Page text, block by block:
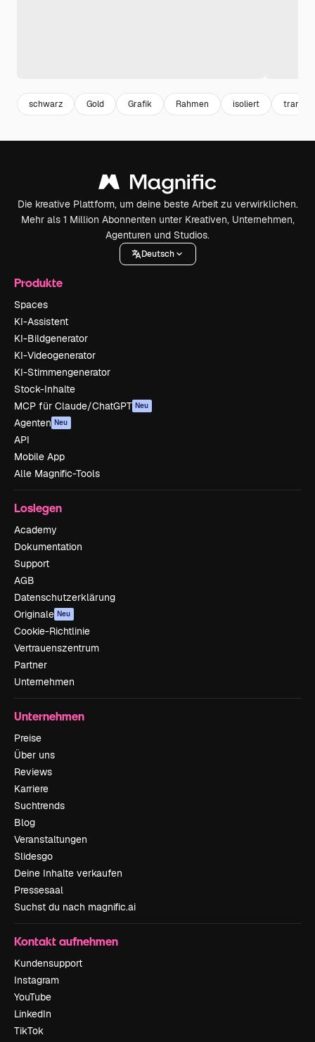
schwarz Gold Grafik Rahmen isoliert
Die kreative Plattform, um deine beste Arbeit zu verwirklichen.
Mehr als 1 Million Abonnenten unter Kreativen, Unternehmen,
Agenturen und Studios.
Deutsch
Produkte
Spaces
KI-Assistent
KI-Bildgenerator
KI-Videogenerator
KI-Stimmengenerator
Stock-Inhalte
MCP für Claude/ChatGPT Neu
Agenten Neu
API
Mobile App
Alle Magnific-Tools
Loslegen
Academy
Dokumentation
Support
AGB
Datenschutzerklärung
Originale Neu
Cookie-Richtlinie
Vertrauenszentrum
Partner
Unternehmen
Unternehmen
Preise
Über uns
Reviews
Karriere
Suchtrends
Blog
Veranstaltungen
Slidesgo
Deine Inhalte verkaufen
Pressesaal
Suchst du nach magnific.ai
Kontakt aufnehmen
Kundensupport
Instagram
YouTube
LinkedIn
TikTok